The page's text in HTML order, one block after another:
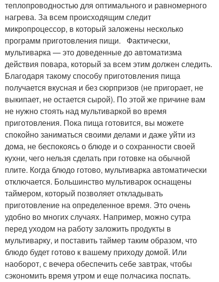
теплопроводностью для оптимального и равномерного
нагрева. За всем происходящим следит
микропроцессор, в который заложены несколько
программ приготовления пищи. Фактически,
мультиварка — это доведенные до автоматизма
действия повара, который за всем этим должен следить.
Благодаря такому способу приготовления пища
получается вкусная и без сюрпризов (не пригорает, не
выкипает, не остается сырой). По этой же причине вам
не нужно стоять над мультиваркой во время
приготовления. Пока пища готовится, вы можете
спокойно заниматься своими делами и даже уйти из
дома, не беспокоясь о блюде и о сохранности своей
кухни, чего нельзя сделать при готовке на обычной
плите. Когда блюдо готово, мультиварка автоматически
отключается. Большинство мультиварок оснащены
таймером, который позволяет откладывать
приготовление на определенное время. Это очень
удобно во многих случаях. Например, можно сутра
перед уходом на работу заложить продукты в
мультиварку, и поставить таймер таким образом, что
блюдо будет готово к вашему приходу домой. Или
наоборот, с вечера обеспечить себе завтрак, чтобы
сэкономить время утром и еще полчасика поспать.